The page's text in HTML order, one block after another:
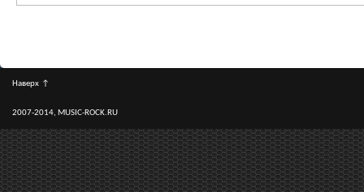
Наверх ↑
2007-2014, MUSIC-ROCK.RU